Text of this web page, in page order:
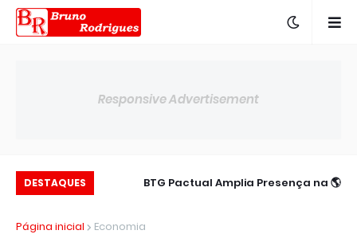
Responsive Advertisement
DESTAQUES
🌎 BTG Pactual Amplia Presença na
📉 Poupança Registra Saldo Negativo no
para 14,00% ao
Página inicial
Economia